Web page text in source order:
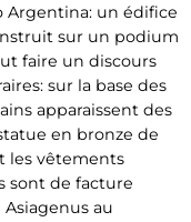
Argentina: un édifice
sur un podium
faire un discours
sur la base des
apparaissent des
en bronze de
les vêtements
sont de facture
au